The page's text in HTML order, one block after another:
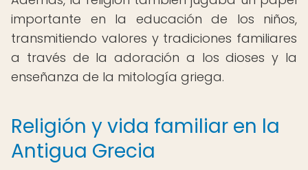
importante en la educación de los niños,
transmitiendo valores y tradiciones familiares
a través de la adoración a los dioses y la
enseñanza de la mitología griega.
Religión y vida familiar en la
Antigua Grecia